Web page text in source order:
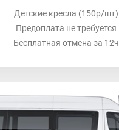
Детские кресла (150р/шт)
Предоплата не требуется
Бесплатная отмена за 12ч